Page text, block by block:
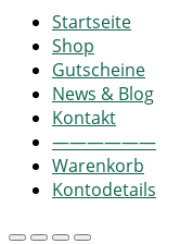
Startseite
Shop
Gutscheine
News & Blog
Kontakt
——————
Warenkorb
Kontodetails